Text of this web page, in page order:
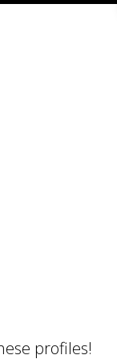
profiles!